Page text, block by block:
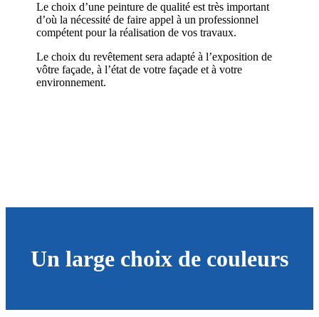
Le choix d’une peinture de qualité est très important
d’où la nécessité de faire appel à un professionnel
compétent pour la réalisation de vos travaux.
Le choix du revêtement sera adapté à l’exposition de
vôtre façade, à l’état de votre façade et à votre
environnement.
Un large choix de couleurs